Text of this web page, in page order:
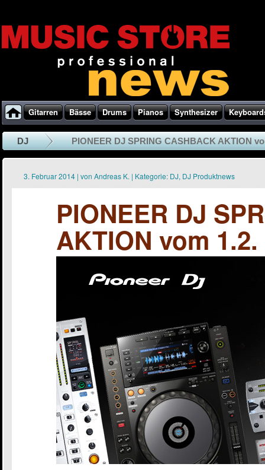
Gitarren Bässe Drums Pianos Synthesizer
DJ PIONEER DJ SPRING CASHBACK AKTION
3. Februar 2014 | von Andreas K. | Kategorie: DJ, DJ Produktnews
PIONEER DJ
AKTION vom